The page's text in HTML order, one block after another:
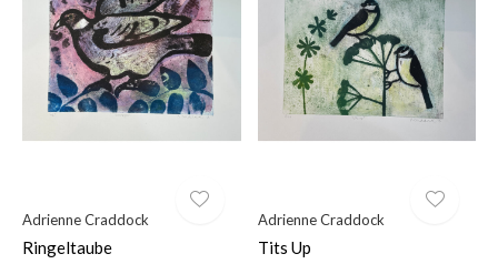
Adrienne Craddock
Ringeltaube
Adrienne Craddock
Tits Up